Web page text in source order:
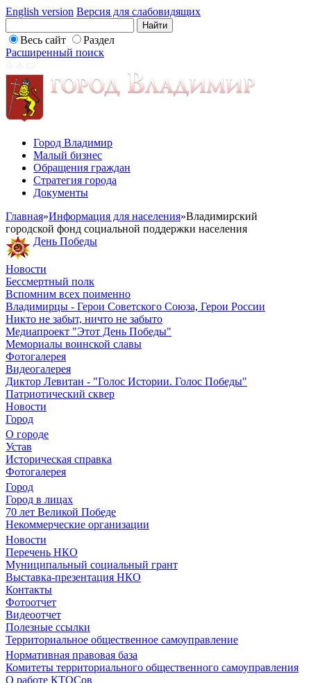
English version Версия для слабовидящих
Весь сайт
Раздел
Расширенный поиск
Город Владимир
Малый бизнес
Обращения граждан
Стратегия города
Документы
Главная»Информация для населения»Владимирский
городской фонд социальной поддержки населения
День Победы
Новости
Бессмертный полк
Вспомним всех поименно
Владимирцы - Герои Советского Союза, Герои России
Никто не забыт, ничто не забыто
Медиапроект "Этот День Победы"
Мемориалы воинской славы
Фотогалерея
Видеогалерея
Диктор Левитан - "Голос Истории. Голос Победы"
Патриотический сквер
Новости
Город
О городе
Устав
Историческая справка
Фотогалерея
Город
Город в лицах
70 лет Великой Победе
Некоммерческие организации
Новости
Перечень НКО
Муниципальный социальный грант
Выставка-презентация НКО
Контакты
Фотоотчет
Видеоотчет
Полезные ссылки
Территориальное общественное самоуправление
Нормативная правовая база
Комитеты территориального общественного самоуправления
О работе КТОСов